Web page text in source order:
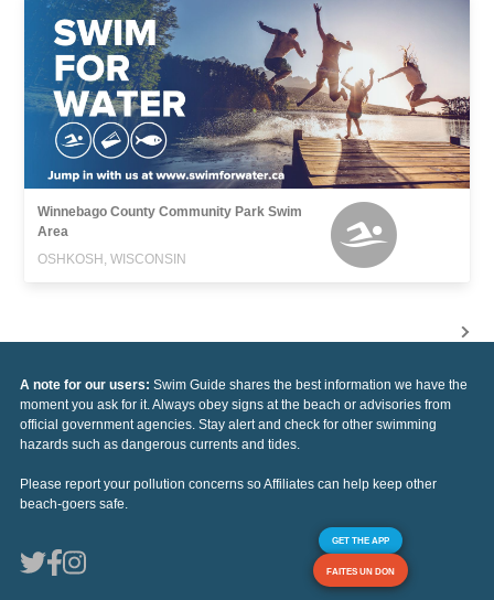
Winnebago County Community Park Swim
Area
OSHKOSH, WISCONSIN
A note for our users: Swim Guide shares the best information we have the
moment you ask for it. Always obey signs at the beach or advisories from
official government agencies. Stay alert and check for other swimming
hazards such as dangerous currents and tides.
Please report your pollution concerns so Affiliates can help keep other
beach-goers safe.
GET THE APP
FAITES UN DON